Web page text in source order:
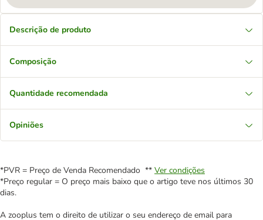
Descrição de produto
Composição
Quantidade recomendada
Opiniões
*PVR = Preço de Venda Recomendado ** Ver condições
*Preço regular = O preço mais baixo que o artigo teve nos últimos 30
dias.
A zooplus tem o direito de utilizar o seu endereço de email para